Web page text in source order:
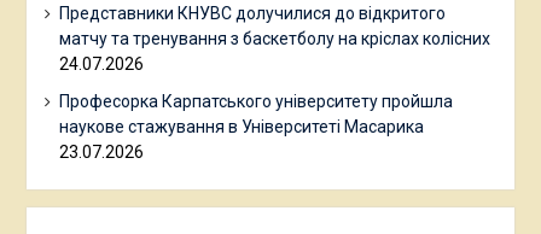
Представники КНУВС долучилися до відкритого
матчу та тренування з баскетболу на кріслах колісних
24.07.2026
Професорка Карпатського університету пройшла
наукове стажування в Університеті Масарика
23.07.2026